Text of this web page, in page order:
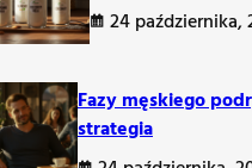
24 października,
Fazy męskiego
strategia